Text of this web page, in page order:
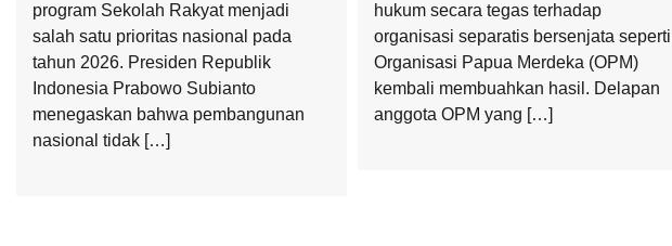
program Sekolah Rakyat menjadi
salah satu prioritas nasional pada
tahun 2026. Presiden Republik
Indonesia Prabowo Subianto
menegaskan bahwa pembangunan
nasional tidak […]
hukum secara tegas terhadap
organisasi separatis bersenjata seperti
Organisasi Papua Merdeka (OPM)
kembali membuahkan hasil. Delapan
anggota OPM yang […]